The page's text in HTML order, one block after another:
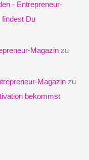
- Entrepreneur-
findest Du
Magazin zu
Magazin zu
bekommst